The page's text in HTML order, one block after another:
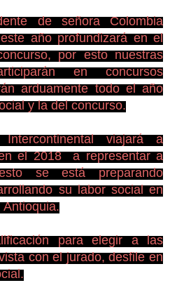
de señora Colombia
año profundizará en el
por esto nuestras
en concursos
arduamente todo el año
y la del concurso.
viajará a
el 2018 a representar a
se está preparando
su labor social en
Antioquia.
para elegir a las
con el jurado, desfile en